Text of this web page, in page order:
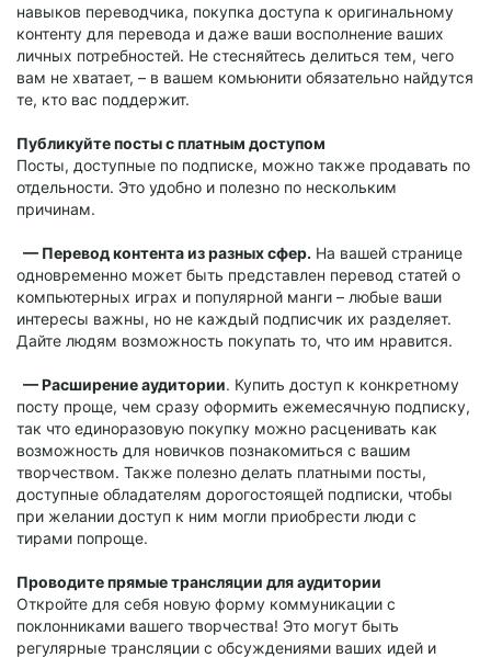
навыков переводчика, покупка доступа к оригинальному
контенту для перевода и даже ваши восполнение ваших
личных потребностей. Не стесняйтесь делиться тем, чего
вам не хватает, – в вашем комьюнити обязательно найдутся
те, кто вас поддержит.
Публикуйте посты с платным доступом
Посты, доступные по подписке, можно также продавать по
отдельности. Это удобно и полезно по нескольким
причинам.
— Перевод контента из разных сфер. На вашей странице
одновременно может быть представлен перевод статей о
компьютерных играх и популярной манги – любые ваши
интересы важны, но не каждый подписчик их разделяет.
Дайте людям возможность покупать то, что им нравится.
— Расширение аудитории. Купить доступ к конкретному
посту проще, чем сразу оформить ежемесячную подписку,
так что единоразовую покупку можно расценивать как
возможность для новичков познакомиться с вашим
творчеством. Также полезно делать платными посты,
доступные обладателям дорогостоящей подписки, чтобы
при желании доступ к ним могли приобрести люди с
тирами попроще.
Проводите прямые трансляции для аудитории
Откройте для себя новую форму коммуникации с
поклонниками вашего творчества! Это могут быть
регулярные трансляции с обсуждениями ваших идей и